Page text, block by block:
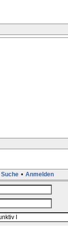
Suche • Anmelden